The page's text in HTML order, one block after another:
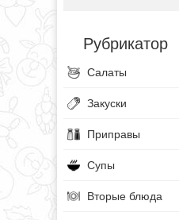
Рубрикатор
Салаты
Закуски
Приправы
Супы
Вторые блюда